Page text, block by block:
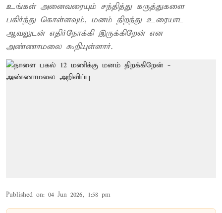
உங்கள் அனைவரையும் சந்தித்து கருத்துகளை
பகிர்ந்து கொள்ளவும், மனம் திறந்து உரையாட
ஆவலுடன் எதிர்நோக்கி இருக்கிறேன் என
அண்ணாமலை கூறியுள்ளார்.
Published on: 04 Jun 2026, 1:58 pm